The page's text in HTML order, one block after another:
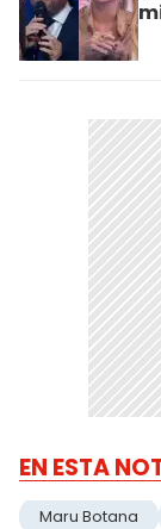
EN ESTA
Maru Botana